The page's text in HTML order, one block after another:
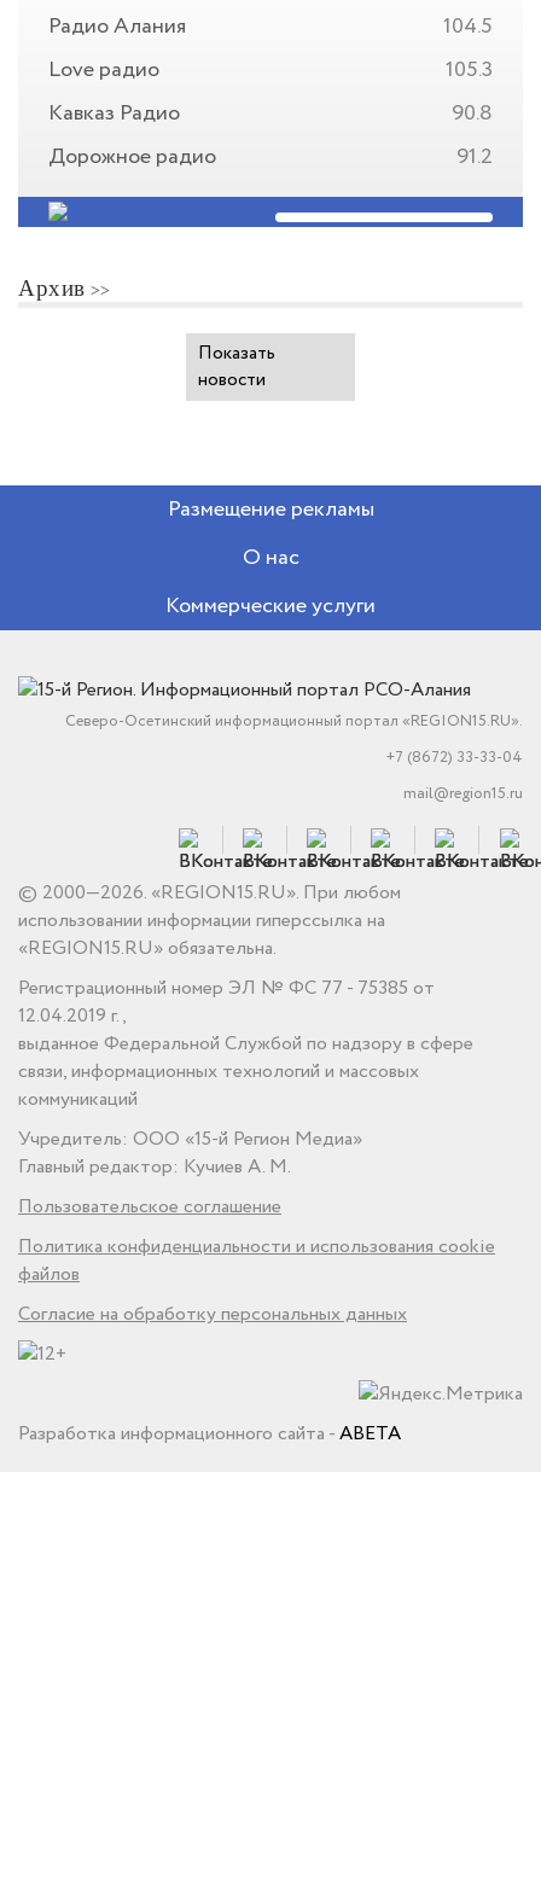
Радио Алания
104.5
Love радио
105.3
Кавказ Радио
90.8
Дорожное радио
91.2
Архив
Показать
новости
Размещение рекламы
О нас
Коммерческие услуги
Северо-Осетинский информационный портал «REGION15.RU».
+7 (8672) 33-33-04
mail@region15.ru
© 2000—2026. «REGION15.RU». При любом
использовании информации гиперссылка на
«REGION15.RU» обязательна.
Регистрационный номер ЭЛ № ФС 77 - 75385 от
12.04.2019 г.,
выданное Федеральной Службой по надзору в сфере
связи, информационных технологий и массовых
коммуникаций
Учредитель: ООО «15-й Регион Медиа»
Главный редактор: Кучиев А. М.
Пользовательское соглашение
Политика конфиденциальности и использования cookie
файлов
Согласие на обработку персональных данных
Разработка информационного сайта -ABETA